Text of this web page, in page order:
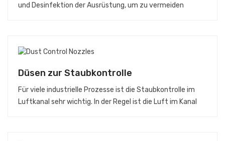
und Desinfektion der Ausrüstung, um zu vermeiden
Düsen zur Staubkontrolle
Für viele industrielle Prozesse ist die Staubkontrolle im
Luftkanal sehr wichtig. In der Regel ist die Luft im Kanal